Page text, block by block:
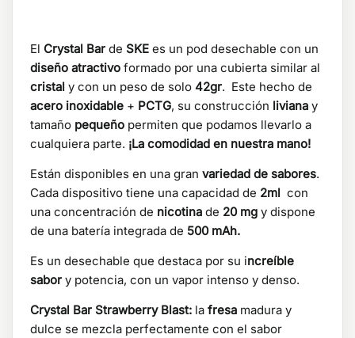
El Crystal Bar de SKE es un pod desechable con un
diseño atractivo formado por una cubierta similar al
cristal y con un peso de solo 42gr. Este hecho de
acero inoxidable + PCTG, su construcción liviana y
tamaño pequeño permiten que podamos llevarlo a
cualquiera parte. ¡La comodidad en nuestra mano!
Están disponibles en una gran variedad de sabores.
Cada dispositivo tiene una capacidad de 2ml con
una concentración de nicotina de 20 mg y dispone
de una batería integrada de 500 mAh.
Es un desechable que destaca por su increíble
sabor y potencia, con un vapor intenso y denso.
Crystal Bar Strawberry Blast: la fresa madura y
dulce se mezcla perfectamente con el sabor